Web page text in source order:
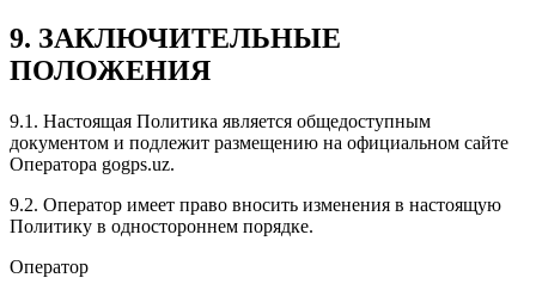
9. ЗАКЛЮЧИТЕЛЬНЫЕ
ПОЛОЖЕНИЯ
9.1. Настоящая Политика является общедоступным
документом и подлежит размещению на официальном сайте
Оператора gogps.uz.
9.2. Оператор имеет право вносить изменения в настоящую
Политику в одностороннем порядке.
Оператор